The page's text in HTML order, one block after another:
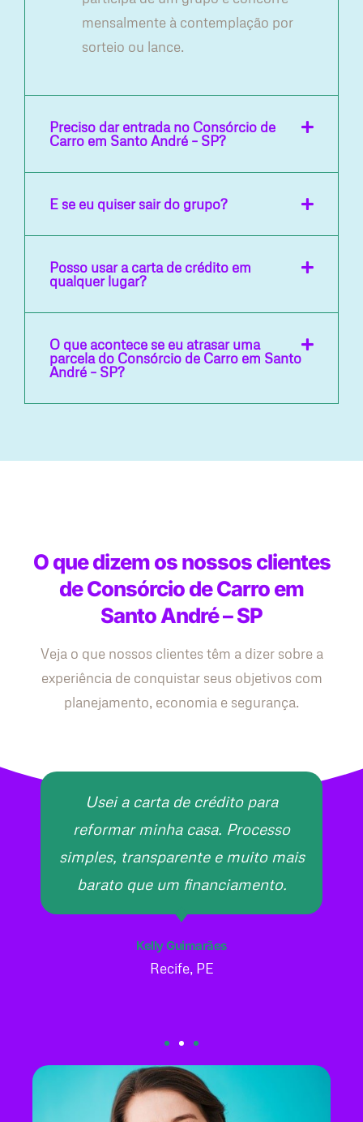
mensalmente à contemplação por
sorteio ou lance.
Preciso dar entrada no Consórcio de
Carro em Santo André – SP?
E se eu quiser sair do grupo?
Posso usar a carta de crédito em
qualquer lugar?
O que acontece se eu atrasar uma
parcela do Consórcio de Carro em Santo
André – SP?
O que dizem os nossos clientes
de Consórcio de Carro em
Santo André – SP
Veja o que nossos clientes têm a dizer sobre a
experiência de conquistar seus objetivos com
planejamento, economia e segurança.
Usei a carta de crédito para
reformar minha casa. Processo
simples, transparente e muito mais
barato que um financiamento.
Kelly Guimarães
Recife, PE